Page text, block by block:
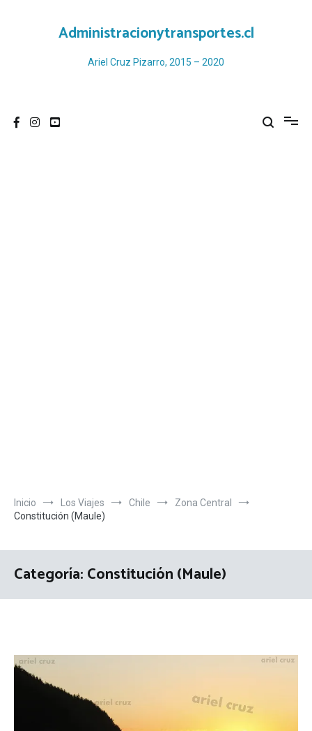
Administracionytransportes.cl
Ariel Cruz Pizarro, 2015 – 2020
Inicio Los Viajes Chile
Zona Central
Constitución (Maule)
Categoría:Constitución (Maule)